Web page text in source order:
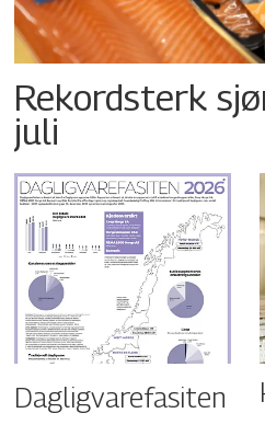
Rekordsterk
juli
Dagligvarefasiten